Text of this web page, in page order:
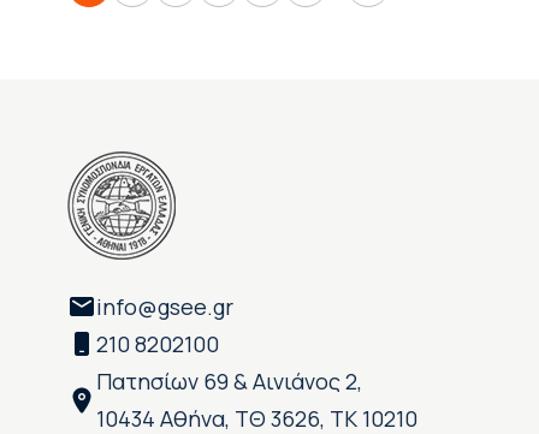
info@gsee.gr
210 8202100
Πατησίων 69 & Αινιάνος 2,
10434 Αθήνα, ΤΘ 3626, ΤΚ 10210